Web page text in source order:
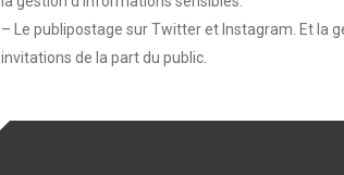
– Le publipostage sur Twitter et Instagram. Et la
invitations de la part du public.